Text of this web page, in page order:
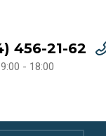
456-21-62
- 18:00